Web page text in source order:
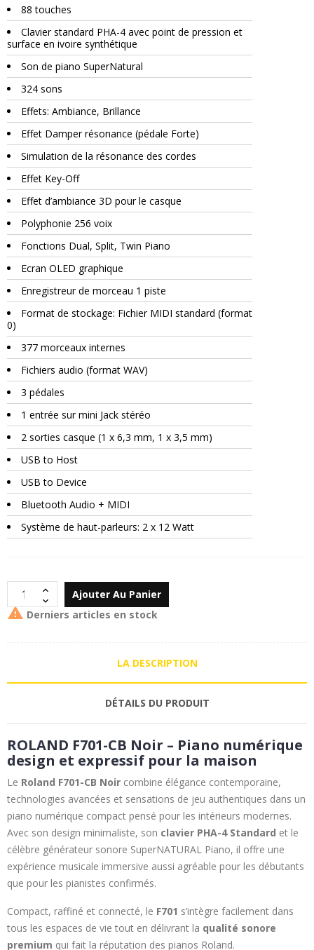
88 touches
Clavier standard PHA-4 avec point de pression et
surface en ivoire synthétique
Son de piano SuperNatural
324 sons
Effets: Ambiance, Brillance
Effet Damper résonance (pédale Forte)
Simulation de la résonance des cordes
Effet Key-Off
Effet d’ambiance 3D pour le casque
Polyphonie 256 voix
Fonctions Dual, Split, Twin Piano
Ecran OLED graphique
Enregistreur de morceau 1 piste
Format de stockage: Fichier MIDI standard (format
0)
377 morceaux internes
Fichiers audio (format WAV)
3 pédales
1 entrée sur mini Jack stéréo
2 sorties casque (1 x 6,3 mm, 1 x 3,5 mm)
USB to Host
USB to Device
Bluetooth Audio + MIDI
Système de haut-parleurs: 2 x 12 Watt
Ajouter Au Panier
 Derniers articles en stock
LA DESCRIPTION
DÉTAILS DU PRODUIT
ROLAND F701-CB Noir – Piano numérique
design et expressif pour la maison
Le Roland F701-CB Noir combine élégance contemporaine,
technologies avancées et sensations de jeu authentiques dans un
piano numérique compact pensé pour les intérieurs modernes.
Avec son design minimaliste, son clavier PHA-4 Standard et le
célèbre générateur sonore SuperNATURAL Piano, il offre une
expérience musicale immersive aussi agréable pour les débutants
que pour les pianistes confirmés.
Compact, raffiné et connecté, le F701 s’intègre facilement dans
tous les espaces de vie tout en délivrant la qualité sonore
premium qui fait la réputation des pianos Roland.